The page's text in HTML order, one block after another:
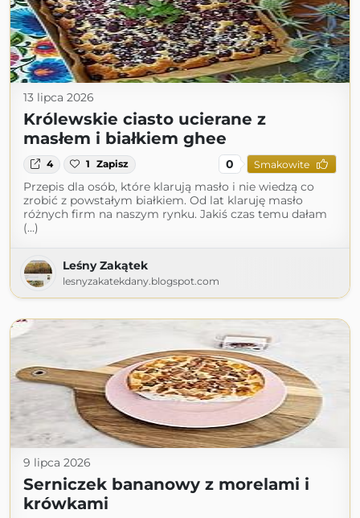
13 lipca 2026
Królewskie ciasto ucierane z
masłem i białkiem ghee
4 1 Zapisz 0 Smakowite
Przepis dla osób, które klarują masło i nie wiedzą co
zrobić z powstałym białkiem. Od lat klaruję masło
różnych firm na naszym rynku. Jakiś czas temu dałam
(...)
Leśny Zakątek
lesnyzakatekdany.blogspot.com
9 lipca 2026
Serniczek bananowy z morelami i
krówkami